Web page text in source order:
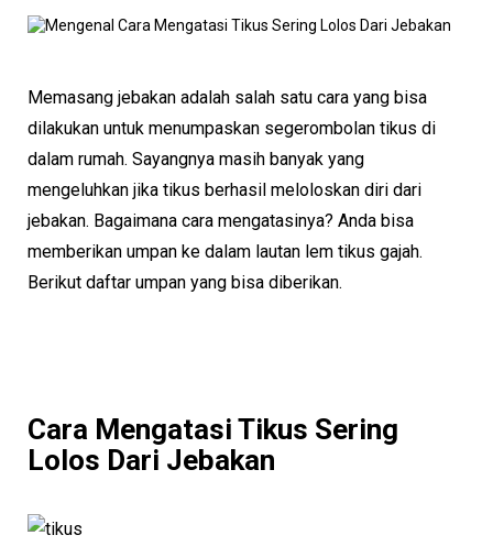
Memasang jebakan adalah salah satu cara yang bisa
dilakukan untuk menumpaskan segerombolan tikus di
dalam rumah. Sayangnya masih banyak yang
mengeluhkan jika tikus berhasil meloloskan diri dari
jebakan. Bagaimana cara mengatasinya? Anda bisa
memberikan umpan ke dalam lautan lem tikus gajah.
Berikut daftar umpan yang bisa diberikan.
Cara Mengatasi Tikus Sering
Lolos Dari Jebakan